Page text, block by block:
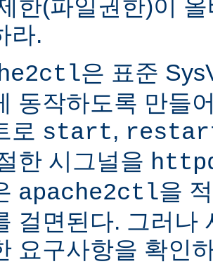
한(파일권한)이
라.
은 표준
동작하도록 만들
로 start,
한 시그널을
apache2ctl을
걸면된다. 그러나
요구사항을 확인